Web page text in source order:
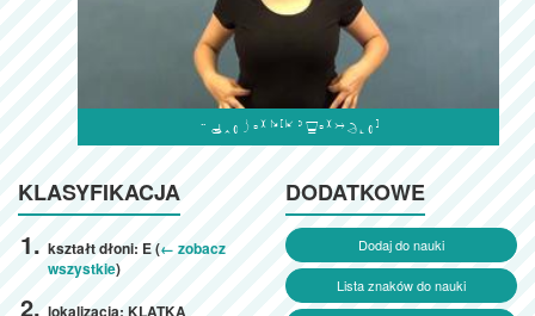

KLASYFIKACJA
kształt dłoni: E (← zobacz
wszystkie)
lokalizacja: KLATKA
DODATKOWE
Dodaj do nauki
Lista znaków do nauki